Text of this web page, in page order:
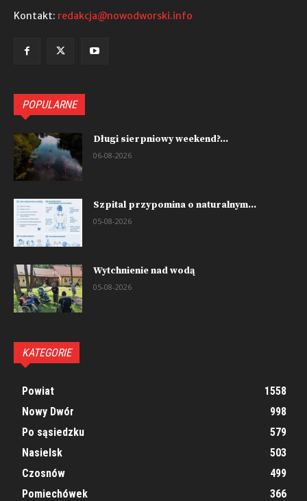
Kontakt: redakcja@nowodworski.info
POPULARNE
Długi sierpniowy weekend?...
06-08-2026
Szpital przypomina o naturalnym...
05-08-2026
Wytchnienie nad wodą
05-08-2026
KATEGORIE
Powiat
1558
Nowy Dwór
998
Po sąsiedzku
579
Nasielsk
503
Czosnów
499
Pomiechówek
366